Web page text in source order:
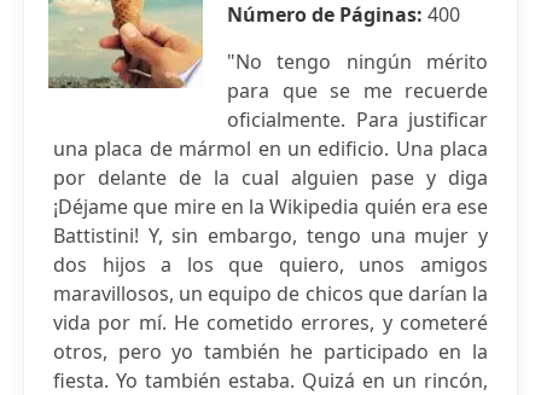
Número de Páginas: 400
"No tengo ningún mérito
para que se me recuerde
oficialmente. Para justificar
una placa de mármol en un edificio. Una placa
por delante de la cual alguien pase y diga
¡Déjame que mire en la Wikipedia quién era ese
Battistini! Y, sin embargo, tengo una mujer y
dos hijos a los que quiero, unos amigos
maravillosos, un equipo de chicos que darían la
vida por mí. He cometido errores, y cometeré
otros, pero yo también he participado en la
fiesta. Yo también estaba. Quizá en un rincón,